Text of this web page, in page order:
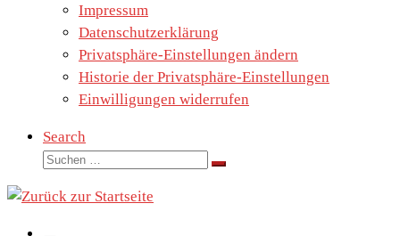
Impressum
Datenschutzerklärung
Privatsphäre-Einstellungen ändern
Historie der Privatsphäre-Einstellungen
Einwilligungen widerrufen
Search
Suche
Suchen …